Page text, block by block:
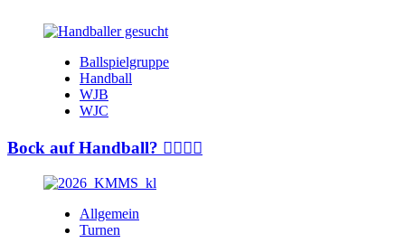
Ballspielgruppe
Handball
WJB
WJC
Bock auf Handball? 🤾‍♂️🤾‍♀️
Allgemein
Turnen